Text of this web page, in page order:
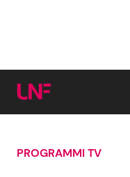
Cerca:
PROGRAMMI TV